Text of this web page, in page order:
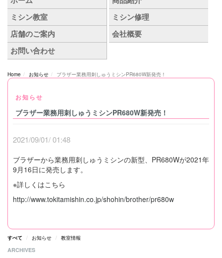
Home お知らせ ブラザー業務用刺しゅうミシンPR680W新発売！
お知らせ
ブラザー業務用刺しゅうミシンPR680W新発売！
2021/09/01/ 01:48
ブラザーから業務用刺しゅうミシンの新型、PR680Wが2021年
9月16日に発売します。
※詳しくはこちら
http://www.tokitamishin.co.jp/shohin/brother/pr680w
すべて お知らせ 教室情報
ARCHIVES